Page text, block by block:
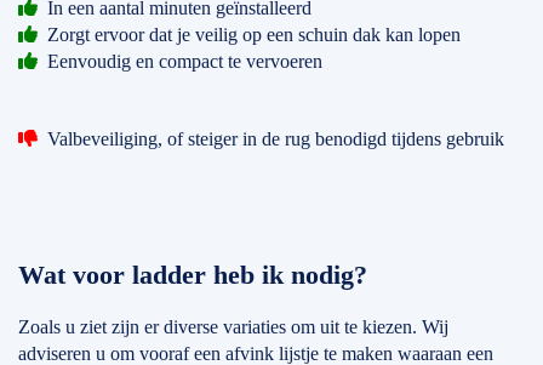
In een aantal minuten geïnstalleerd
Zorgt ervoor dat je veilig op een schuin dak kan lopen
Eenvoudig en compact te vervoeren
Valbeveiliging, of steiger in de rug benodigd tijdens gebruik
Wat voor ladder heb ik nodig?
Zoals u ziet zijn er diverse variaties om uit te kiezen. Wij
adviseren u om vooraf een afvink lijstje te maken waaraan een